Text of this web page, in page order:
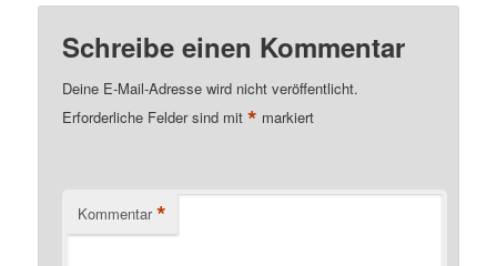
Schreibe einen Kommentar
Deine E-Mail-Adresse wird nicht veröffentlicht.
Erforderliche Felder sind mit* markiert
Kommentar *